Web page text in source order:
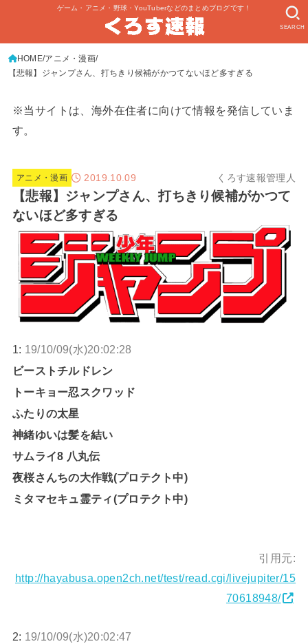
ゲーム・アニメ・野球・YouTuberなどのまとめブログです！
SEARCH
HOME アニメ・漫画
【悲報】ジャンプさん、打ちきり候補がかつてないほど多すぎる
※当サイトは、海外在住者に向けて情報を発信していま
す。
アニメ・漫画 2019.10.09 くろす速報管理人
【悲報】ジャンプさん、打ちきり候補がかつて
ないほど多すぎる
1: 19/10/09(水)20:02:28
ビーストチルドレン
トーキョー忍スクワッド
ふたりの太星
神緒ゆいは髪を結い
サムライ8 八丸伝
夜桜さんちの大作戦(プロテクト中)
ミタマセキュ霊ティ(プロテクト中)
引用元:
http://hayabusa.open2ch.net/test/read.cgi/livejupiter/15
70618948/
2: 19/10/09(水)20:02:47